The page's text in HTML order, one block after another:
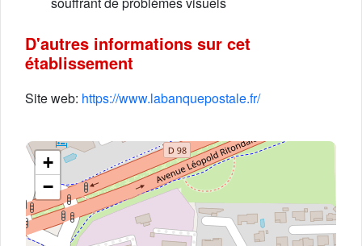
D'autres informations sur cet
établissement
Site web: https://www.labanquepostale.fr/
+
−